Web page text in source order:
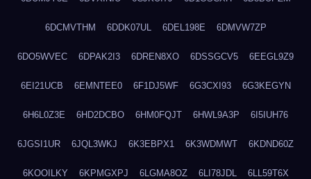
6DCMVTHM 6DDK07UL 6DEL198E 6DMVW7ZP
6DO5WVEC 6DPAK2I3 6DREN8XO 6DSSGCV5 6EEGL9Z9
6EI21UCB 6EMNTEE0 6F1DJ5WF 6G3CXI93 6G3KEGYN
6H6L0Z3E 6HD2DCBO 6HM0FQJT 6HWL9A3P 6I5IUH76
6JGSI1UR 6JQL3WKJ 6K3EBPX1 6K3WDMWT 6KDND60Z
6KOOILKY 6KPMGXPJ 6LGMA8OZ 6LI78JDL 6LL59T6X